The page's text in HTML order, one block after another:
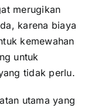
merugikan
karena biaya
kemewahan
untuk
tidak perlu.
utama yang